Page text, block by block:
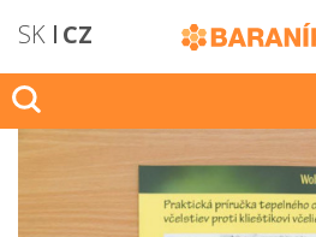
SK CZ